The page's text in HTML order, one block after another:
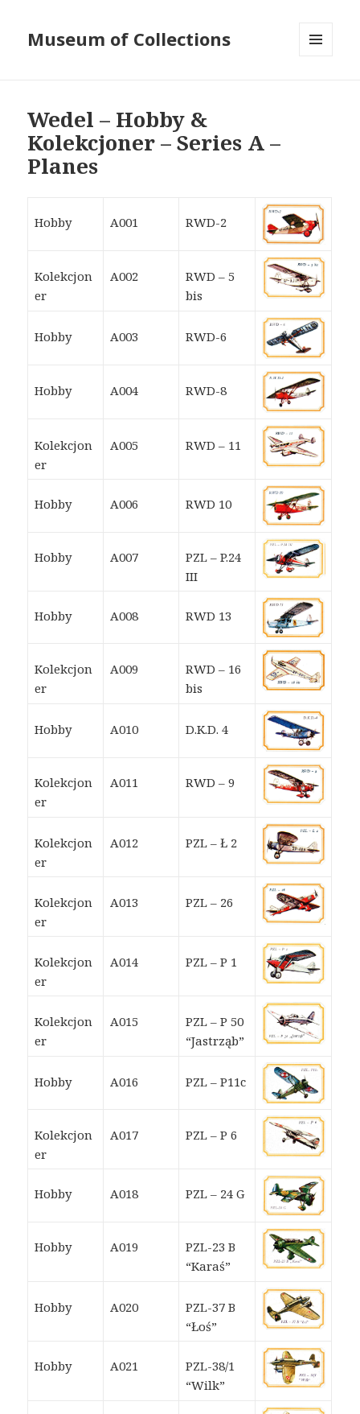
Museum of Collections
Wedel – Hobby &
Kolekcjoner – Series A –
Planes
Hobby A001 RWD-2
Kolekcjon
er
A002
RWD – 5
bis
Hobby A003 RWD-6
Hobby A004 RWD-8
Kolekcjon
er
A005 RWD – 11
Hobby A006 RWD 10
Hobby A007
PZL – P.24
III
Hobby A008 RWD 13
Kolekcjon
er
A009
RWD – 16
bis
Hobby A010 D.K.D. 4
Kolekcjon
er
A011 RWD – 9
Kolekcjon
er
A012 PZL – Ł 2
Kolekcjon
er
A013 PZL – 26
Kolekcjon
er
A014 PZL – P 1
Kolekcjon
er
A015
PZL – P 50
“Jastrząb”
Hobby A016 PZL – P11c
Kolekcjon
er
A017 PZL – P 6
Hobby A018 PZL – 24 G
Hobby A019
PZL-23 B
“Karaś”
Hobby A020
PZL-37 B
“Łoś”
Hobby A021
PZL-38/1
“Wilk”